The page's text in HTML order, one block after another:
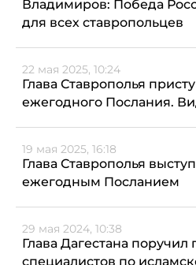
Владимиров: Победа
для всех ставропольцев
22 мая 2025, 10:24
Глава Ставрополья
ежегодного Послания.
19 мая 2025, 16:18
Глава Ставрополья
ежегодным Посланием
29 мая 2024, 10:38
Глава Дагестана поручил
специалистов по